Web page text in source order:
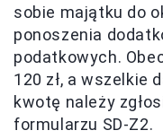
sobie majątku do
ponoszenia
podatkowych.
120 zł, a wszelkie
kwotę należy
formularzu SD-Z2.